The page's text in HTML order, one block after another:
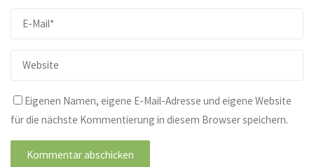
Eigenen Namen, eigene E-Mail-Adresse und eigene Website
für die nächste Kommentierung in diesem Browser speichern.